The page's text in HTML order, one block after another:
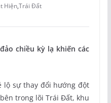
Hiện,Trái Đất
chiều kỳ lạ khiến các
lộ sự thay đổi hướng đột
trong lõi Trái Đất, khu